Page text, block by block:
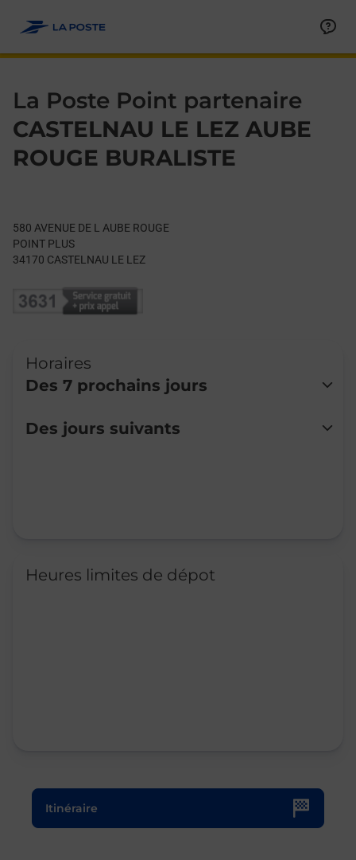
La Poste Point partenaire
CASTELNAU LE LEZ AUBE
ROUGE BURALISTE
580 AVENUE DE L AUBE ROUGE
POINT PLUS
34170 CASTELNAU LE LEZ
Horaires
Des 7 prochains jours
Lundi
Fermé
Des jours suivants
Heures limites de dépot
Itinéraire
Le lien s'ouvre dans un nouvel onglet